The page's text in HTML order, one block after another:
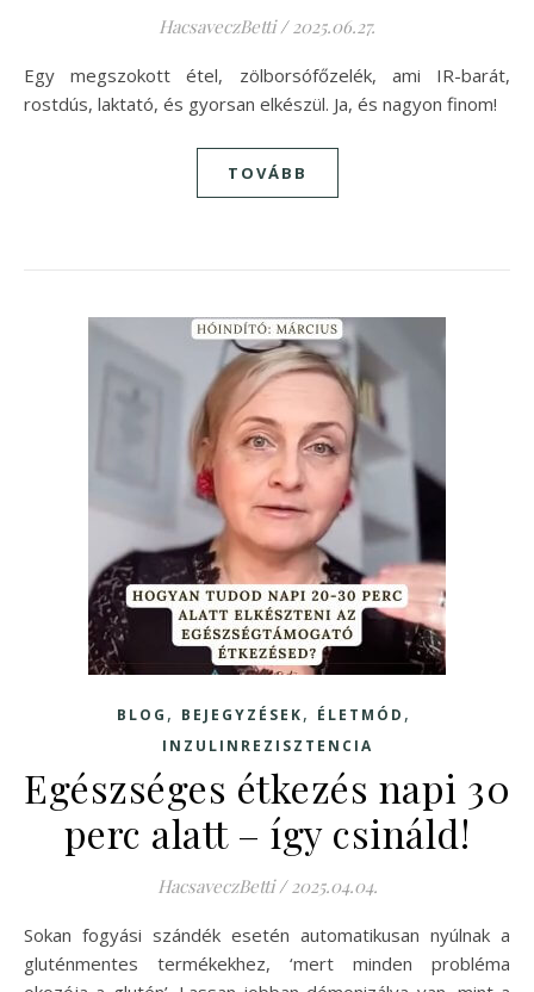
HacsaveczBetti / 2025.06.27.
Egy megszokott étel, zölborsófőzelék, ami IR-barát,
rostdús, laktató, és gyorsan elkészül. Ja, és nagyon finom!
TOVÁBB
BLOG , BEJEGYZÉSEK, ÉLETMÓD ,
INZULINREZISZTENCIA
Egészséges étkezés napi 30
perc alatt – így csináld!
HacsaveczBetti / 2025.04.04.
Sokan fogyási szándék esetén automatikusan nyúlnak a
gluténmentes termékekhez, ‘mert minden probléma